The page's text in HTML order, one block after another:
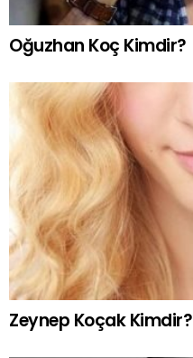
Oğuzhan Koç Kimdir?
Zeynep Koçak Kimdir?